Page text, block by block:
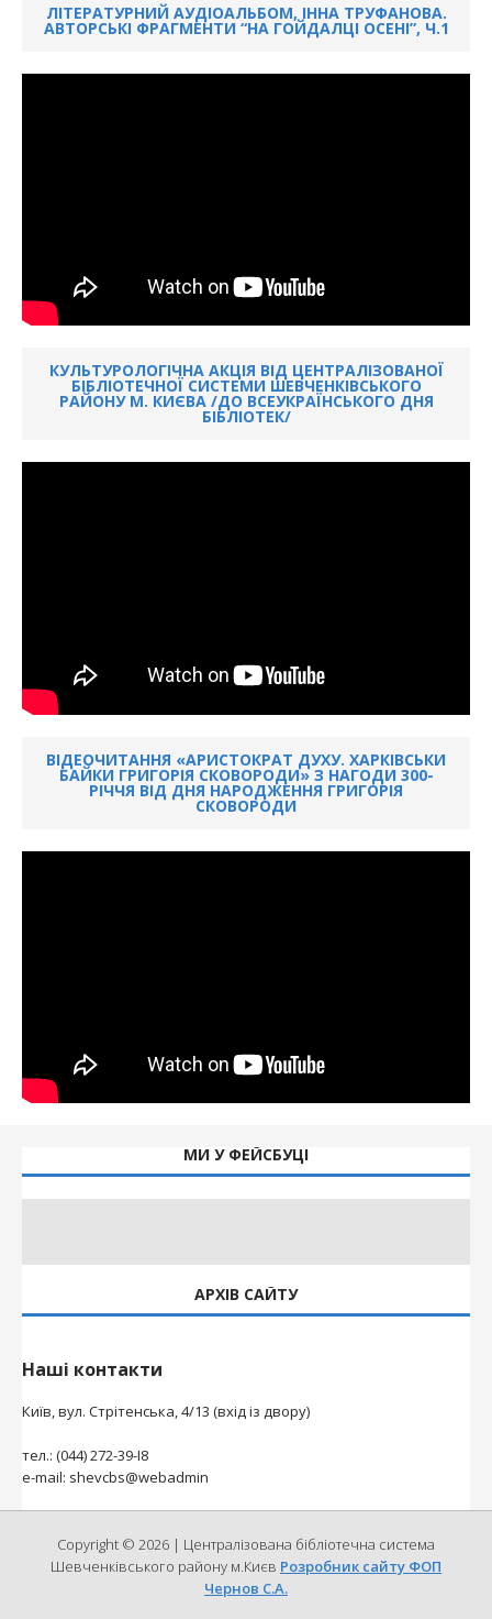
ЛІТЕРАТУРНИЙ АУДІОАЛЬБОМ, ІННА ТРУФАНОВА.
АВТОРСЬКІ ФРАГМЕНТИ “НА ГОЙДАЛЦІ ОСЕНІ”, Ч.1
КУЛЬТУРОЛОГІЧНА АКЦІЯ ВІД ЦЕНТРАЛІЗОВАНОЇ
БІБЛІОТЕЧНОЇ СИСТЕМИ ШЕВЧЕНКІВСЬКОГО
РАЙОНУ М. КИЄВА /ДО ВСЕУКРАЇНСЬКОГО ДНЯ
БІБЛІОТЕК/
ВІДЕОЧИТАННЯ «АРИСТОКРАТ ДУХУ. ХАРКІВСЬКИ
БАЙКИ ГРИГОРІЯ СКОВОРОДИ» З НАГОДИ 300-
РІЧЧЯ ВІД ДНЯ НАРОДЖЕННЯ ГРИГОРІЯ
СКОВОРОДИ
МИ У ФЕЙСБУЦІ
АРХІВ САЙТУ
Наші контакти
Київ, вул. Стрітенська, 4/13 (вхід із двору)
тел.: (044) 272-39-І8
e-mail: shevcbs@webadmin
Copyright © 2026 | Централізована бібліотечна система
Шевченківського району м.Києв Розробник сайту ФОП
Чернов С.А.